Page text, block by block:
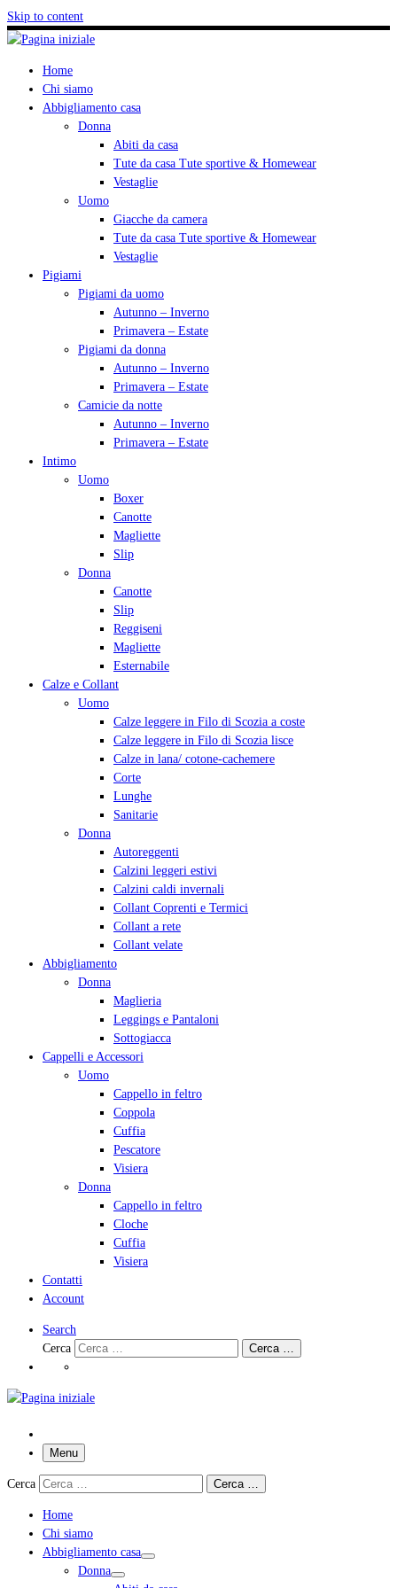
Skip to content
Home
Chi siamo
Abbigliamento casa
Donna
Abiti da casa
Tute da casa Tute sportive & Homewear
Vestaglie
Uomo
Giacche da camera
Tute da casa Tute sportive & Homewear
Vestaglie
Pigiami
Pigiami da uomo
Autunno – Inverno
Primavera – Estate
Pigiami da donna
Autunno – Inverno
Primavera – Estate
Camicie da notte
Autunno – Inverno
Primavera – Estate
Intimo
Uomo
Boxer
Canotte
Magliette
Slip
Donna
Canotte
Slip
Reggiseni
Magliette
Esternabile
Calze e Collant
Uomo
Calze leggere in Filo di Scozia a coste
Calze leggere in Filo di Scozia lisce
Calze in lana/ cotone-cachemere
Corte
Lunghe
Sanitarie
Donna
Autoreggenti
Calzini leggeri estivi
Calzini caldi invernali
Collant Coprenti e Termici
Collant a rete
Collant velate
Abbigliamento
Donna
Maglieria
Leggings e Pantaloni
Sottogiacca
Cappelli e Accessori
Uomo
Cappello in feltro
Coppola
Cuffia
Pescatore
Visiera
Donna
Cappello in feltro
Cloche
Cuffia
Visiera
Contatti
Account
Search
Cerca
Cerca …
Menu
Cerca Cerca …
Home
Chi siamo
Abbigliamento casa
Donna